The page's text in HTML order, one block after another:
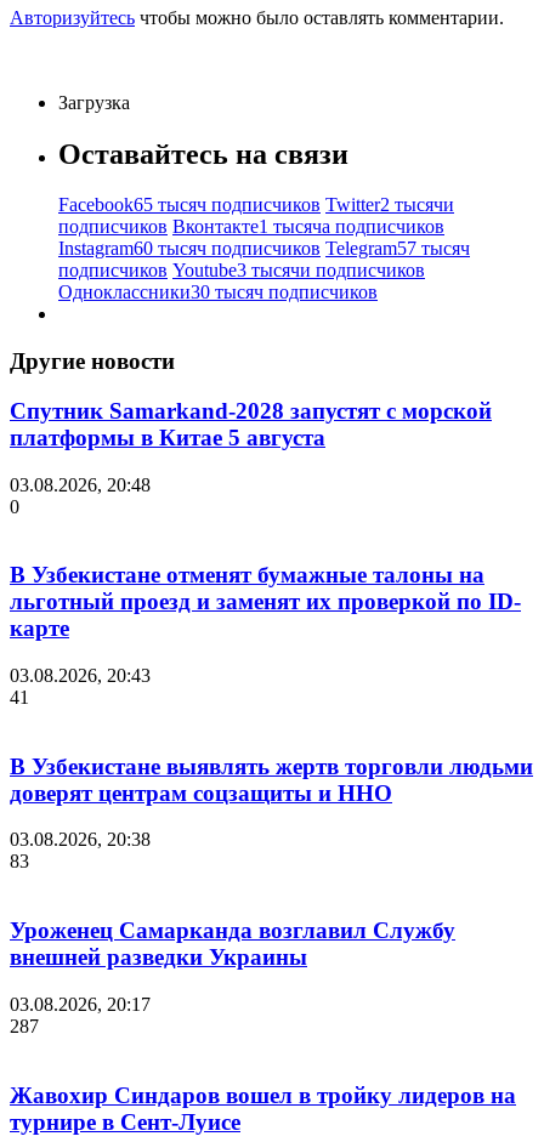
Авторизуйтесь чтобы можно было оставлять комментарии.
Загрузка
Оставайтесь на связи
Facebook65 тысяч подписчиков Twitter2 тысячи
подписчиков Вконтакте1 тысяча подписчиков
Instagram60 тысяч подписчиков Telegram57 тысяч
подписчиков Youtube3 тысячи подписчиков
Одноклассники30 тысяч подписчиков
Другие новости
Спутник Samarkand-2028 запустят с морской
платформы в Китае 5 августа
03.08.2026, 20:48
0
В Узбекистане отменят бумажные талоны на
льготный проезд и заменят их проверкой по ID-
карте
03.08.2026, 20:43
41
В Узбекистане выявлять жертв торговли людьми
доверят центрам соцзащиты и ННО
03.08.2026, 20:38
83
Уроженец Самарканда возглавил Службу
внешней разведки Украины
03.08.2026, 20:17
287
Жавохир Синдаров вошел в тройку лидеров на
турнире в Сент-Луисе